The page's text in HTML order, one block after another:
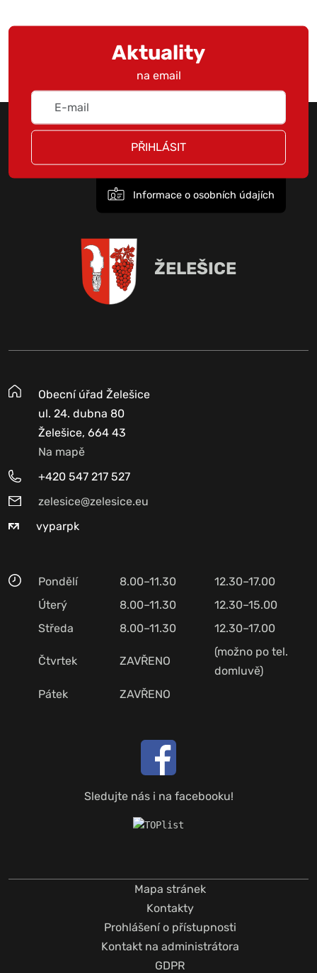
Aktuality
na email
PŘIHLÁSIT
Informace o osobních údajích
ŽELEŠICE
Obecní úřad Želešice
ul. 24. dubna 80
Želešice, 664 43
Na mapě
+420 547 217 527
zelesice@zelesice.eu
vyparpk
Pondělí 8.00–11.30
12.30–17.00
Úterý
8.00–11.30
12.30–15.00
Středa
8.00–11.30 12.30–17.00
Čtvrtek ZAVŘENO
(možno po tel.
domluvě)
Pátek
ZAVŘENO
Sledujte nás i na facebooku!
Mapa stránek
Kontakty
Prohlášení o přístupnosti
Kontakt na administrátora
GDPR